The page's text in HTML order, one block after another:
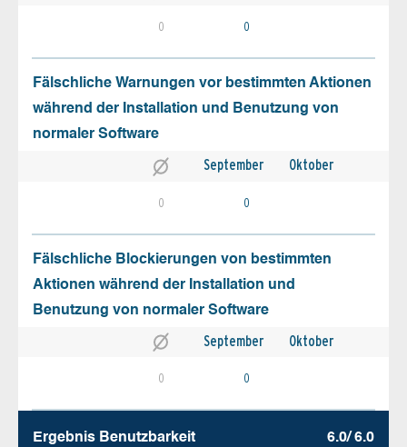
0 0
Fälschliche Warnungen vor bestimmten Aktionen
während der Installation und Benutzung von
normaler Software
September Oktober
0 0
Fälschliche Blockierungen von bestimmten
Aktionen während der Installation und
Benutzung von normaler Software
September Oktober
0 0
Ergebnis Benutz­barkeit 6.0/ 6.0